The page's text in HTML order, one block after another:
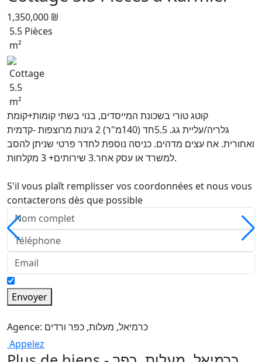
1,350,000 ₪
5.5 Pièces
m²
Cottage
5.5
m²
קוטג טורי בשכונת המייסדים, בנוי בשתי קומות+קומת
גלריה/עליית גג. 5.5חד (140מ"ר) 2 גינות מרוצפות -קדמית
ואחורית. אח עצים מדהים. כניסה נוספת לחדר פרטי שניתן להסב
למשרד או עסק אחר.3 שירותים+ 3 מקלחות.
S'il vous plaît remplisser vos coordonnées et nous vous
contacterons dès que possible
Envoyer
Agence: כרמיאל, מעלות, כפר ורדים
Appelez